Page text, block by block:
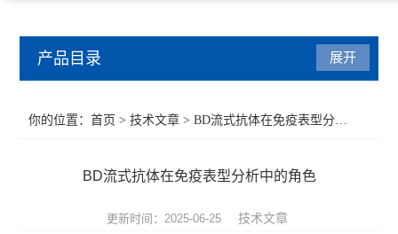
产品目录 展开
你的位置：首页 >技术文章 > BD流式抗体在免疫表型分析中的角色
BD流式抗体在免疫表型分析中的角色
更新时间：2025-06-25 技术文章